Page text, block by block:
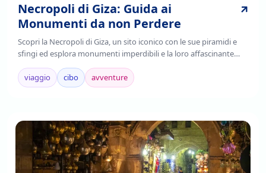
Necropoli di Giza: Guida ai
Monumenti da non Perdere
Scopri la Necropoli di Giza, un sito iconico con le sue piramidi e
sfingi ed esplora monumenti imperdibili e la loro affascinante
storia. Leggi di più!
viaggio
cibo avventure